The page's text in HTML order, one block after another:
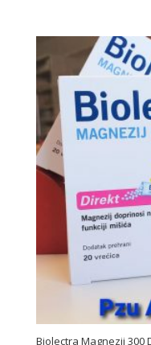
Biolectra Magnezij 300